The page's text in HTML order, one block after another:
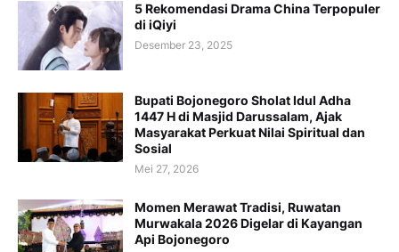
5 Rekomendasi Drama China Terpopuler
di iQiyi
Desember 23, 2025
Bupati Bojonegoro Sholat Idul Adha
1447 H di Masjid Darussalam, Ajak
Masyarakat Perkuat Nilai Spiritual dan
Sosial
Mei 27, 2026
Momen Merawat Tradisi, Ruwatan
Murwakala 2026 Digelar di Kayangan
Api Bojonegoro